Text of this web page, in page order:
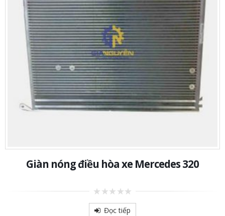
Giàn nóng điều hòa xe Mercedes 320
0
out Đọc tiếp